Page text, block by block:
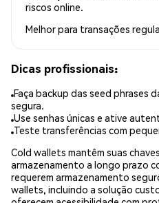
riscos online.
Melhor para transações
Dicas profissionais:
Faça backup das seed phrases
segura.
Use senhas únicas e ative
Teste transferências com
Cold wallets mantêm suas
armazenamento a longo prazo
requerem armazenamento
wallets, incluindo a solução